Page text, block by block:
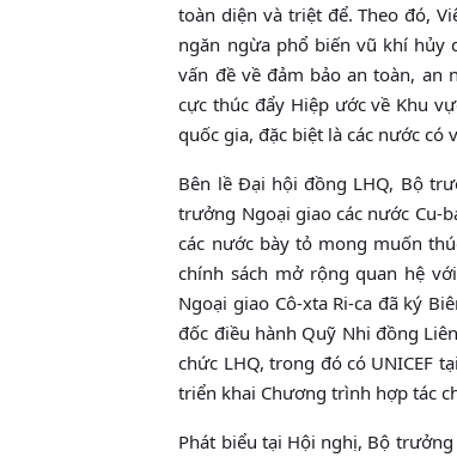
toàn diện và triệt để. Theo đó,
ngăn ngừa phổ biến vũ khí hủy
vấn đề về đảm bảo an toàn, an
cực thúc đẩy Hiệp ước về Khu
quốc gia, đặc biệt là các nước
Bên lề Đại hội đồng LHQ, Bộ
trưởng Ngoại giao các nước Cu-
các nước bày tỏ mong muốn
chính sách mở rộng quan hệ
Ngoại giao Cô-xta Ri-ca đã ký
đốc điều hành Quỹ Nhi đồng
chức LHQ, trong đó có UNICEF
triển khai Chương trình hợp tác
Phát biểu tại Hội nghị, Bộ